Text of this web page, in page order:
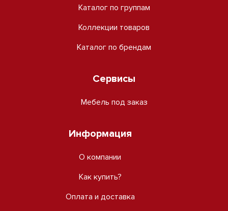
Каталог по группам
Коллекции товаров
Каталог по брендам
Сервисы
Мебель под заказ
Информация
О компании
Как купить?
Оплата и доставка